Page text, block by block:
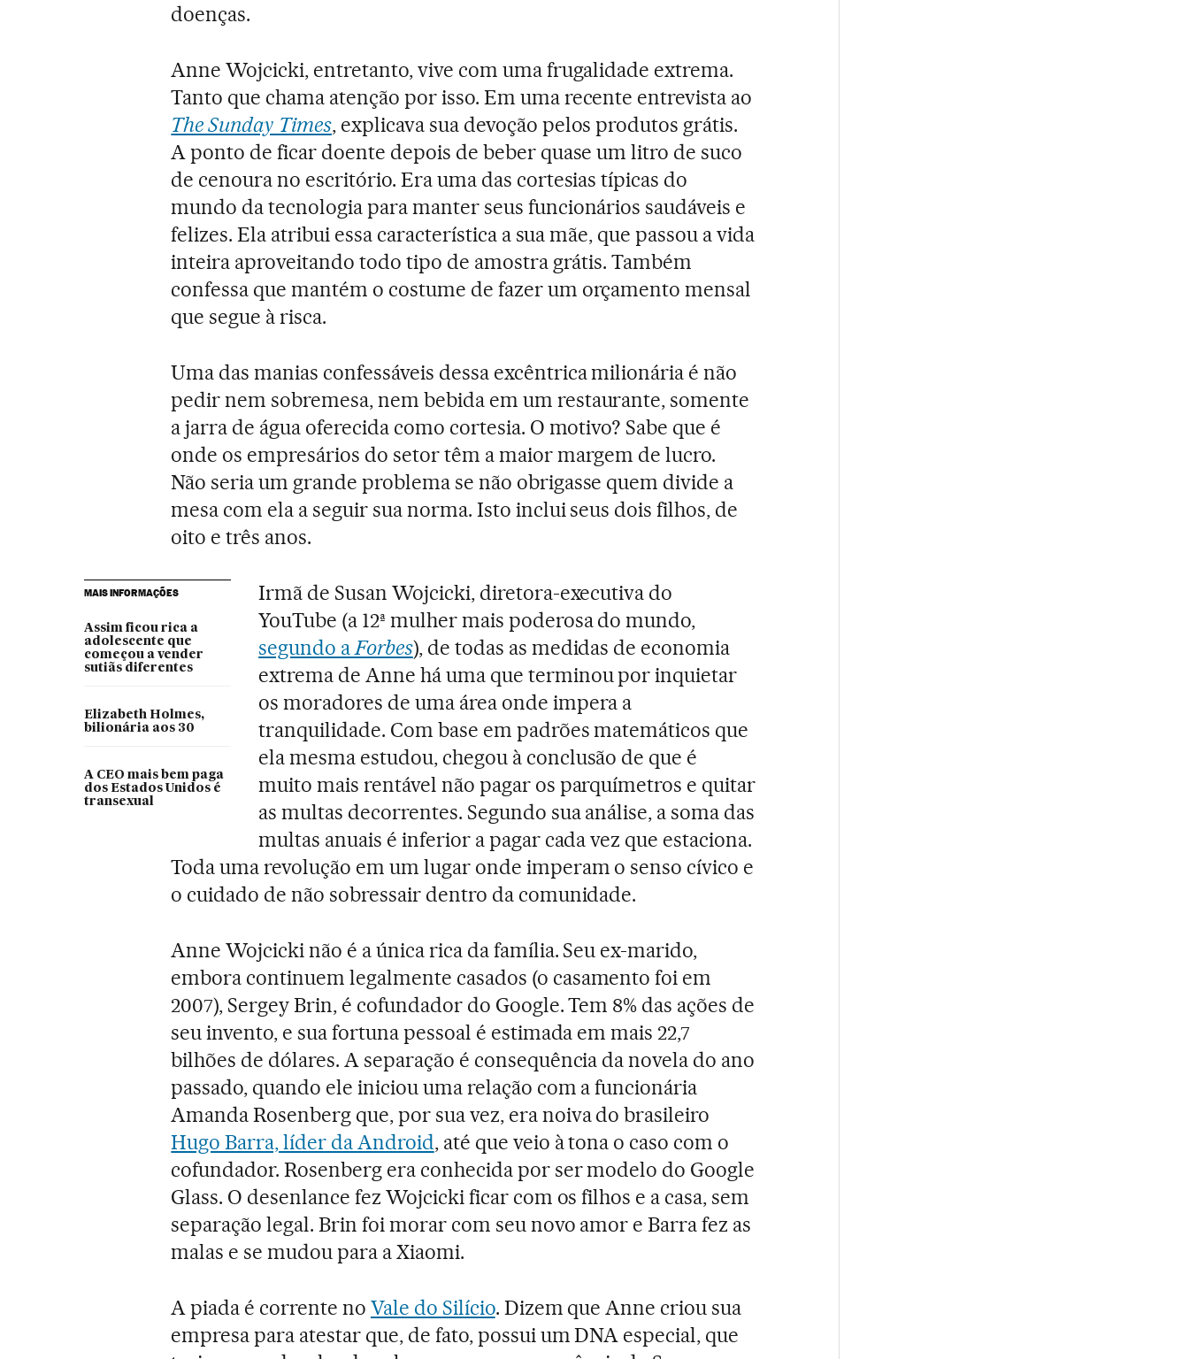
doenças.
Anne Wojcicki, entretanto, vive com uma frugalidade extrema.
Tanto que chama atenção por isso. Em uma recente entrevista ao
The Sunday Times, explicava sua devoção pelos produtos grátis.
A ponto de ficar doente depois de beber quase um litro de suco
de cenoura no escritório. Era uma das cortesias típicas do
mundo da tecnologia para manter seus funcionários saudáveis e
felizes. Ela atribui essa característica a sua mãe, que passou a vida
inteira aproveitando todo tipo de amostra grátis. Também
confessa que mantém o costume de fazer um orçamento mensal
que segue à risca.
Uma das manias confessáveis dessa excêntrica milionária é não
pedir nem sobremesa, nem bebida em um restaurante, somente
a jarra de água oferecida como cortesia. O motivo? Sabe que é
onde os empresários do setor têm a maior margem de lucro.
Não seria um grande problema se não obrigasse quem divide a
mesa com ela a seguir sua norma. Isto inclui seus dois filhos, de
oito e três anos.
MAIS INFORMAÇÕES
Assim ficou rica a
adolescente que
começou a vender
sutiãs diferentes
Elizabeth Holmes,
bilionária aos 30
A CEO mais bem paga
dos Estados Unidos é
transexual
Irmã de Susan Wojcicki, diretora-executiva do
YouTube (a 12ª mulher mais poderosa do mundo,
segundo aForbes), de todas as medidas de economia
extrema de Anne há uma que terminou por inquietar
os moradores de uma área onde impera a
tranquilidade. Com base em padrões matemáticos que
ela mesma estudou, chegou à conclusão de que é
muito mais rentável não pagar os parquímetros e quitar
as multas decorrentes. Segundo sua análise, a soma das
multas anuais é inferior a pagar cada vez que estaciona.
Toda uma revolução em um lugar onde imperam o senso cívico e
o cuidado de não sobressair dentro da comunidade.
Anne Wojcicki não é a única rica da família. Seu ex-marido,
embora continuem legalmente casados (o casamento foi em
2007), Sergey Brin, é cofundador do Google. Tem 8% das ações de
seu invento, e sua fortuna pessoal é estimada em mais 22,7
bilhões de dólares. A separação é consequência da novela do ano
passado, quando ele iniciou uma relação com a funcionária
Amanda Rosenberg que, por sua vez, era noiva do brasileiro
Hugo Barra, líder da Android, até que veio à tona o caso com o
cofundador. Rosenberg era conhecida por ser modelo do Google
Glass. O desenlance fez Wojcicki ficar com os filhos e a casa, sem
separação legal. Brin foi morar com seu novo amor e Barra fez as
malas e se mudou para a Xiaomi.
A piada é corrente no Vale do Silício. Dizem que Anne criou sua
empresa para atestar que, de fato, possui um DNA especial, que